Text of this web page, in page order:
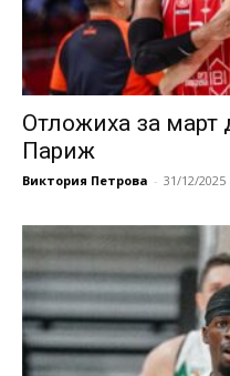
Отложиха за март
Париж
Виктория Петрова - 31/12/2025